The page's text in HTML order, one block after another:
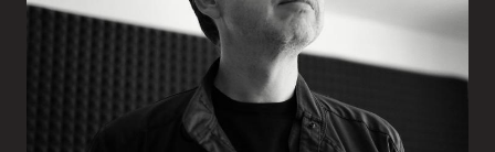
Inscribir
Boletería